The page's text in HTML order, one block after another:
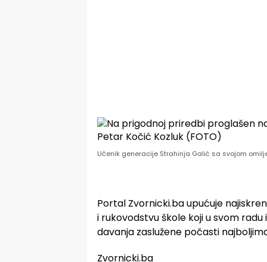
Učenik generacije Strahinja Galić sa svojom
Portal Zvornicki.ba upućuje
i rukovodstvu škole koji u svom
davanja zaslužene počasti
Zvornicki.ba